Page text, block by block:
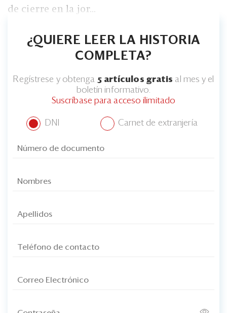
de cierre en la jor...
¿QUIERE LEER LA HISTORIA
COMPLETA?
Regístrese y obtenga 5 artículos gratis al mes y el
boletín informativo.
Suscríbase para acceso ilimitado
DNI Carnet de extranjería